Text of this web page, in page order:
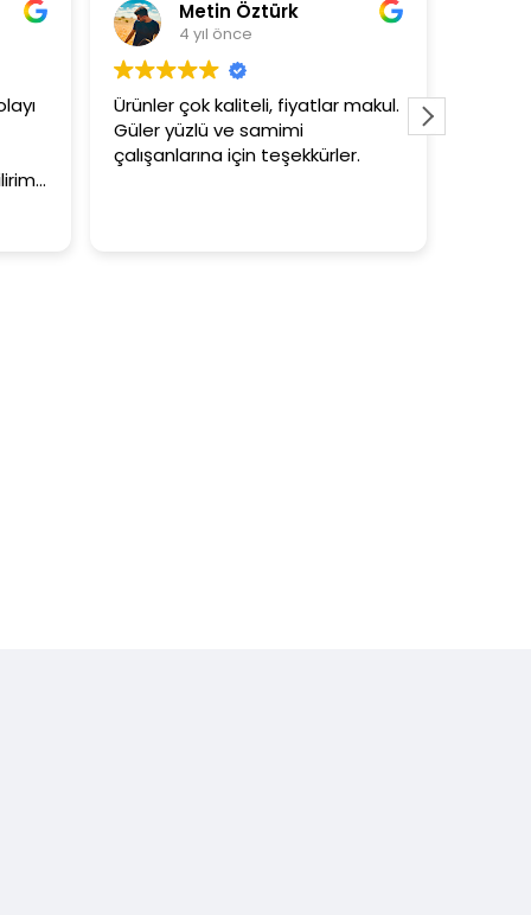
Metin Öztürk
4 yıl önce
Ürünler çok kaliteli, fiyatlar makul.
Güler yüzlü ve samimi
çalışanlarına için teşekkürler.